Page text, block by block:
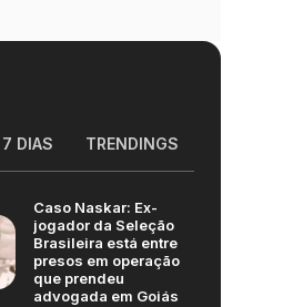
7 DIAS TRENDINGS
Caso Naskar: Ex-
jogador da Seleção
Brasileira está entre
presos em operação
que prendeu
advogada em Goiás